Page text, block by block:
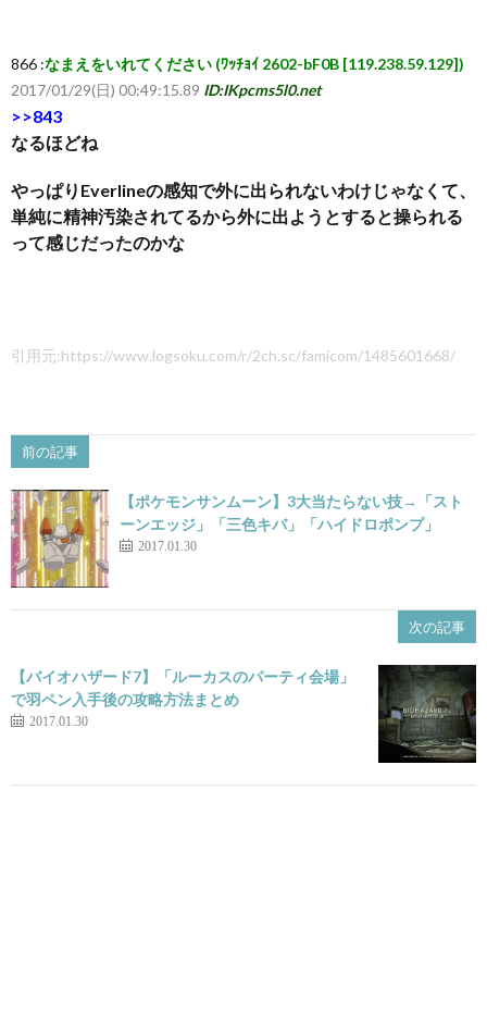
866 :なまえをいれてください (ﾜｯﾁｮｲ 2602-bF0B [119.238.59.129])
2017/01/29(日) 00:49:15.89 ID:IKpcms5l0.net
>>843
なるほどね
やっぱりEverlineの感知で外に出られないわけじゃなくて、
単純に精神汚染されてるから外に出ようとすると操られる
って感じだったのかな
引用元:https://www.logsoku.com/r/2ch.sc/famicom/1485601668/
前の記事
【ポケモンサンムーン】3大当たらない技→「スト
ーンエッジ」「三色キバ」「ハイドロポンプ」
2017.01.30
次の記事
【バイオハザード7】「ルーカスのパーティ会場」
で羽ペン入手後の攻略方法まとめ
2017.01.30